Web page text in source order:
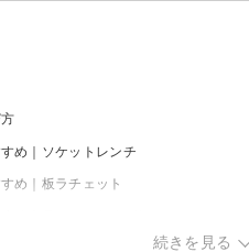
め｜ソケットレンチ
め｜板ラチェット
続きを見る